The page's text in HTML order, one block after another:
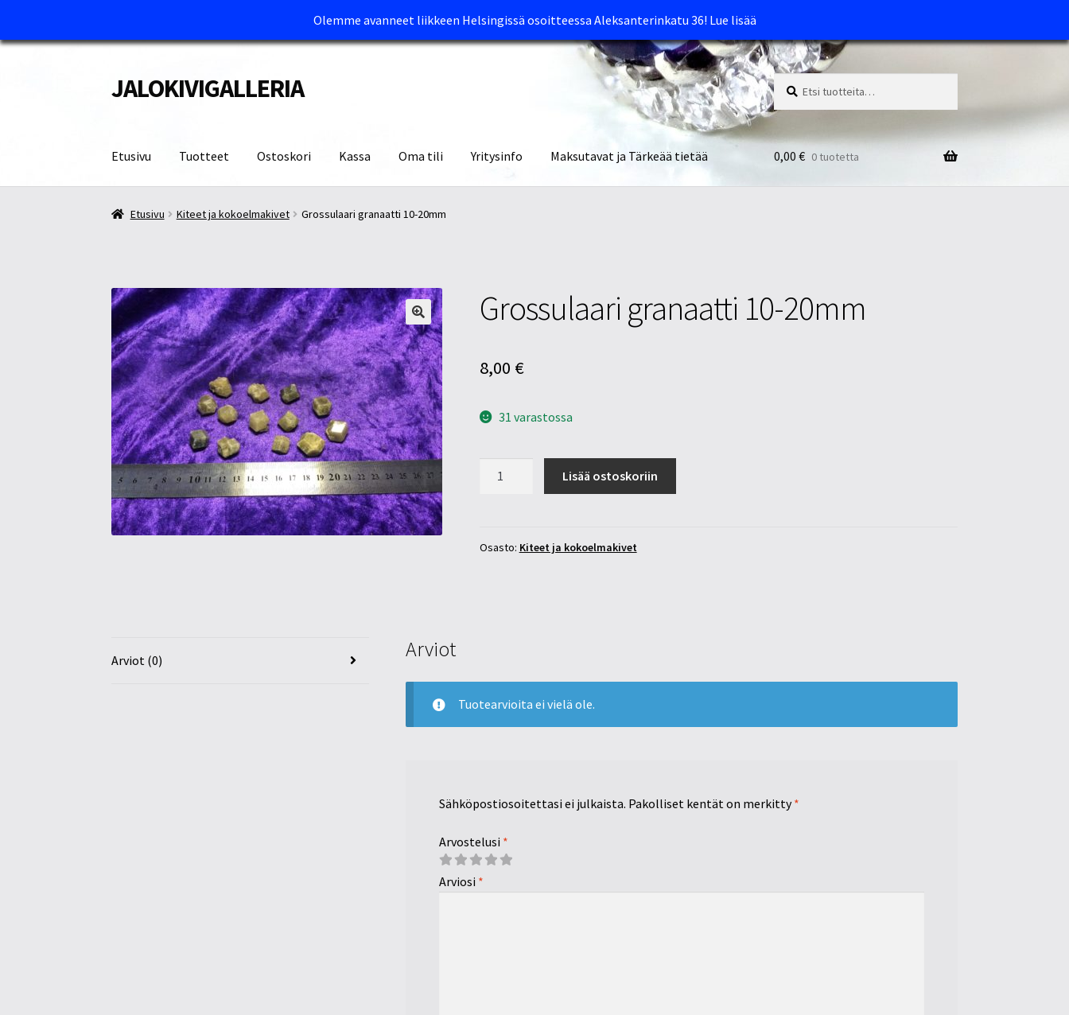
Olemme avanneet liikkeen Helsingissä osoitteessa Aleksanterinkatu 36! Lue lisää
Siirry
navigointiin
Siirry
sisältöön
JALOKIVIGALLERIA Etsi:
Haku
Etusivu Tuotteet Ostoskori Kassa Oma tili Yritysinfo Maksutavat ja Tärkeää tietää
Etusivu Kassa Maksutavat ja Tärkeää tietää Myymälät Oma tili
0,00 € 0 tuotetta
Etusivu Kiteet ja kokoelmakivet Grossulaari granaatti 10-20mm
Grossulaari granaatti 10-20mm
8,00 €
31 varastossa
määrä
Lisää ostoskoriin
Osasto: Kiteet ja kokoelmakivet
Arviot (0) Arviot
Tuotearvioita ei vielä ole.
Sähköpostiosoitettasi ei julkaista. Pakolliset kentät on merkitty*
Arvostelusi *
Arviosi *